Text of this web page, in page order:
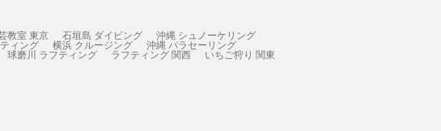
教室 東京 石垣島 ダイビング 沖縄 シュノーケリング
ィング 横浜 クルージング 沖縄 パラセーリング
球磨川 ラフティング ラフティング 関西 いちご狩り 関東